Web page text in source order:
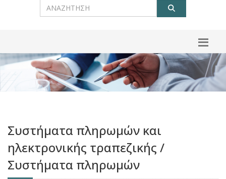
Συστήματα πληρωμών και
ηλεκτρονικής τραπεζικής /
Συστήματα πληρωμών